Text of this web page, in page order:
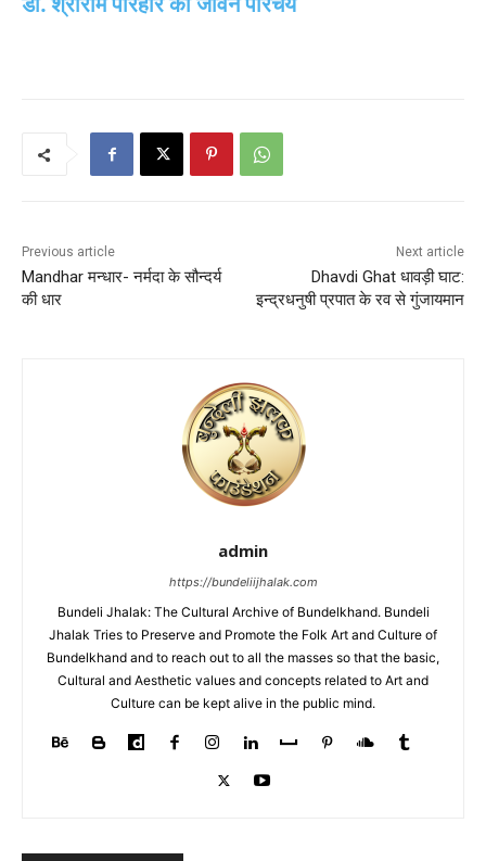
Previous article
Mandhar मन्धार- नर्मदा के सौन्दर्य
की धार
Next article
Dhavdi Ghat धावड़ी घाट:
इन्द्रधनुषी प्रपात के रव से गुंजायमान
admin
https://bundeliijhalak.com
Bundeli Jhalak: The Cultural Archive of Bundelkhand. Bundeli
Jhalak Tries to Preserve and Promote the Folk Art and Culture of
Bundelkhand and to reach out to all the masses so that the basic,
Cultural and Aesthetic values and concepts related to Art and
Culture can be kept alive in the public mind.